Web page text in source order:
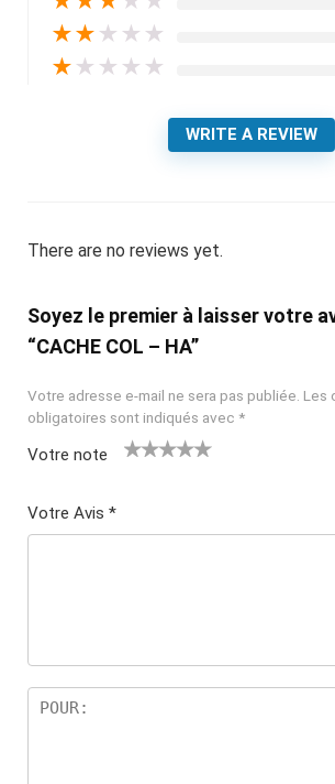
★★ ★ ★ ★
★ ★ ★ ★ ★
WRITE A REVIEW
There are no reviews yet.
Soyez le premier à laisser votre
“CACHE COL – HA”
Votre adresse e-mail ne sera pas publiée. Les
obligatoires sont indiqués avec *
Votre note
Votre Avis *